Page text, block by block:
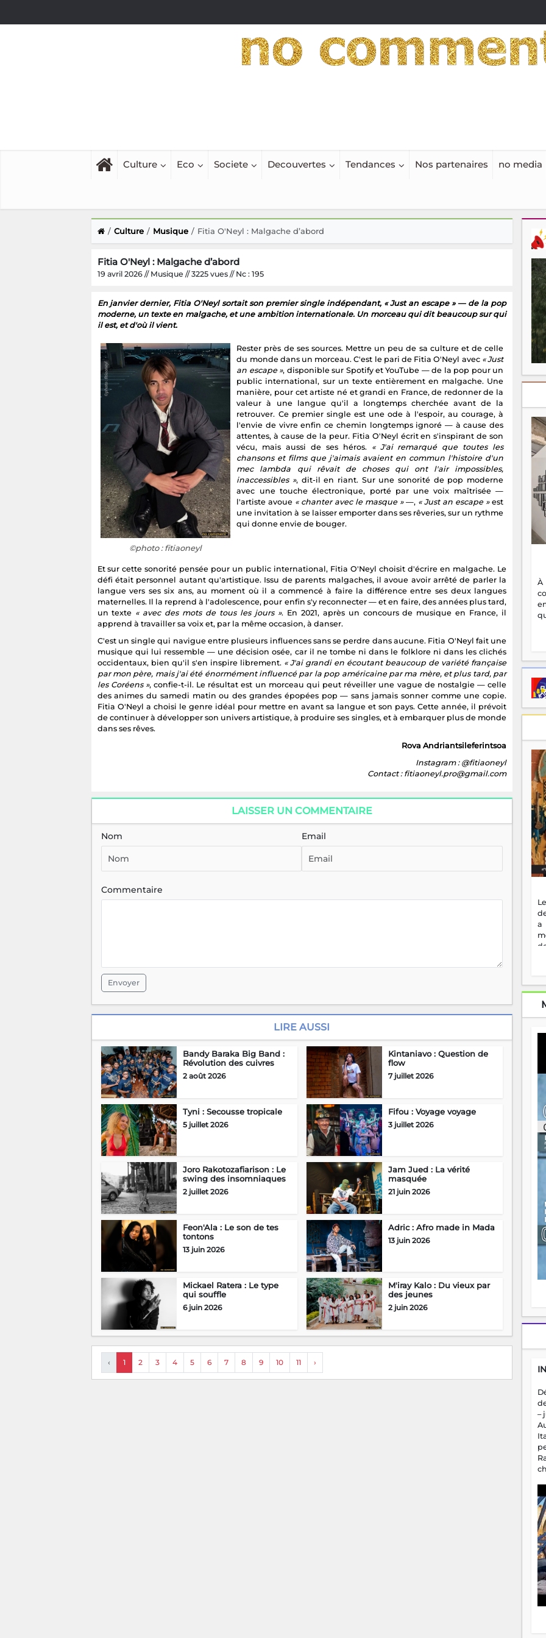
Culture Eco Societe Decouvertes Tendances Nos partenaires no media
Culture Musique Fitia O'Neyl : Malgache d’abord
Fitia O'Neyl : Malgache d’abord
19 avril 2026 // Musique // 3225 vues // Nc : 195
En janvier dernier, Fitia O'Neyl sortait son premier single indépendant, « Just an escape » — de la pop
moderne, un texte en malgache, et une ambition internationale. Un morceau qui dit beaucoup sur qui
il est, et d'où il vient.
©photo : fitiaoneyl
Rester près de ses sources. Mettre un peu de sa culture et de celle
du monde dans un morceau. C'est le pari de Fitia O'Neyl avec « Just
an escape », disponible sur Spotify et YouTube — de la pop pour un
public international, sur un texte entièrement en malgache. Une
manière, pour cet artiste né et grandi en France, de redonner de la
valeur à une langue qu'il a longtemps cherchée avant de la
retrouver. Ce premier single est une ode à l'espoir, au courage, à
l'envie de vivre enfin ce chemin longtemps ignoré — à cause des
attentes, à cause de la peur. Fitia O'Neyl écrit en s'inspirant de son
vécu, mais aussi de ses héros. « J'ai remarqué que toutes les
chansons et films que j'aimais avaient en commun l'histoire d'un
mec lambda qui rêvait de choses qui ont l'air impossibles,
inaccessibles », dit-il en riant. Sur une sonorité de pop moderne
avec une touche électronique, porté par une voix maîtrisée —
l'artiste avoue « chanter avec le masque »—, « Just an escape »est
une invitation à se laisser emporter dans ses rêveries, sur un rythme
qui donne envie de bouger.
Et sur cette sonorité pensée pour un public international, Fitia O'Neyl choisit d'écrire en malgache. Le
défi était personnel autant qu'artistique. Issu de parents malgaches, il avoue avoir arrêté de parler la
langue vers ses six ans, au moment où il a commencé à faire la différence entre ses deux langues
maternelles. Il la reprend à l'adolescence, pour enfin s'y reconnecter — et en faire, des années plus tard,
un texte « avec des mots de tous les jours ». En 2021, après un concours de musique en France, il
apprend à travailler sa voix et, par la même occasion, à danser.
C'est un single qui navigue entre plusieurs influences sans se perdre dans aucune. Fitia O'Neyl fait une
musique qui lui ressemble — une décision osée, car il ne tombe ni dans le folklore ni dans les clichés
occidentaux, bien qu'il s'en inspire librement. « J'ai grandi en écoutant beaucoup de variété française
par mon père, mais j'ai été énormément influencé par la pop américaine par ma mère, et plus tard, par
les Coréens », confie-t-il. Le résultat est un morceau qui peut réveiller une vague de nostalgie — celle
des animes du samedi matin ou des grandes épopées pop — sans jamais sonner comme une copie.
Fitia O'Neyl a choisi le genre idéal pour mettre en avant sa langue et son pays. Cette année, il prévoit
de continuer à développer son univers artistique, à produire ses singles, et à embarquer plus de monde
dans ses rêves.
Rova Andriantsileferintsoa
Instagram : @fitiaoneyl
Contact : fitiaoneyl.pro@gmail.com
LAISSER UN COMMENTAIRE
Nom Email
Commentaire
Envoyer
LIRE AUSSI
Bandy Baraka Big Band :
Révolution des cuivres
2 août 2026
Kintaniavo : Question de
flow
7 juillet 2026
Tyni : Secousse tropicale
5 juillet 2026
Fifou : Voyage voyage
3 juillet 2026
Joro Rakotozafiarison : Le
swing des insomniaques
2 juillet 2026
Jam Jued : La vérité
masquée
21 juin 2026
Feon'Ala : Le son de tes
tontons
13 juin 2026
Adric : Afro made in Mada
13 juin 2026
Mickael Ratera : Le type
qui souffle
6 juin 2026
M'iray Kalo : Du vieux par
des jeunes
2 juin 2026
‹ 1 2 3 4 5 6 7 8 9 10 11 ›
a
–